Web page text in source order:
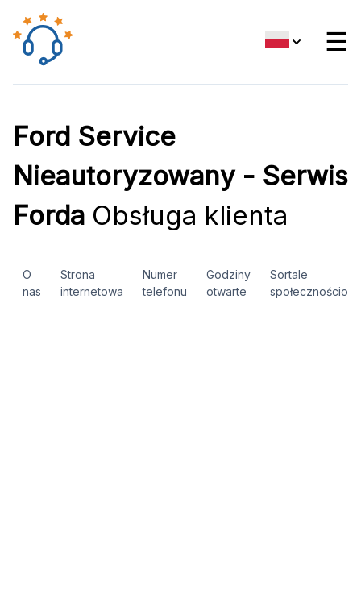
☰
Ford Service
Nieautoryzowany - Serwis
Forda Obsługa klienta
O
nas
Strona
internetowa
Numer
telefonu
Godziny
otwarte
Sortale